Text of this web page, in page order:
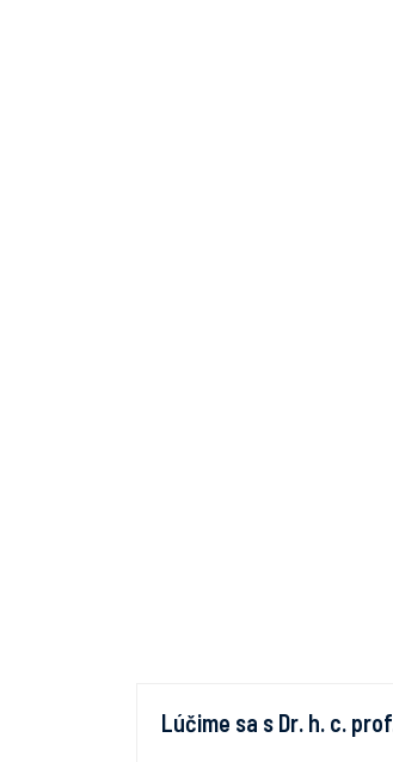
Lúčime sa s Dr. h. c.